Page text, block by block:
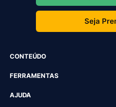
Seja
CONTEÚDO
FERRAMENTAS
AJUDA